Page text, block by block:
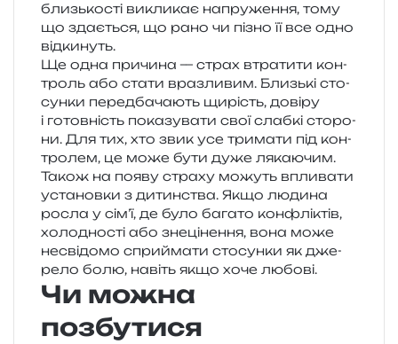
близь­ко­сті викли­кає напру­же­н­ня, тому
що зда­є­ться, що рано чи пізно її все одно
відкинуть.
Ще одна при­чи­на — страх втра­ти­ти кон­
троль або стати вра­зли­вим. Близькі сто­
сун­ки перед­ба­ча­ють щирість, дові­ру
і готов­ність пока­зу­ва­ти свої слаб­кі сто­ро­
ни. Для тих, хто звик усе три­ма­ти під кон­
тро­лем, це може бути дуже лякаючим.
Також на появу стра­ху можуть впли­ва­ти
уста­нов­ки з дитин­ства. Якщо люди­на
росла у сім’ї, де було бага­то кон­флі­ктів,
холо­дно­сті або зне­ці­не­н­ня, вона може
несві­до­мо спри­йма­ти сто­сун­ки як дже­
ре­ло болю, навіть якщо хоче любові.
Чи можна
позбутися